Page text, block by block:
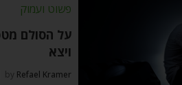
פשוט ועמוק
על הסולם
ויצא
by Refael Kramer